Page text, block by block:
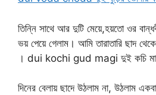
তিন্নি সাথে আর দুটি মেয়ে,হয়তো ওর
ভয় পেয়ে গেলাম। আমি তারাতারি ছাদ
। dui kochi gud magi দুই কচি
দিনের বেলায় ছাদে উঠলাম না, উঠলাম